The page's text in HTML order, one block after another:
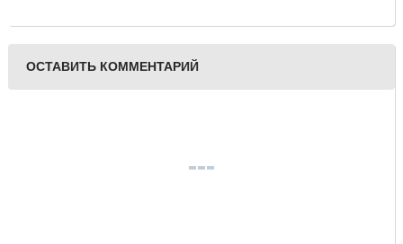
Звезды"
ОСТАВИТЬ КОММЕНТАРИЙ